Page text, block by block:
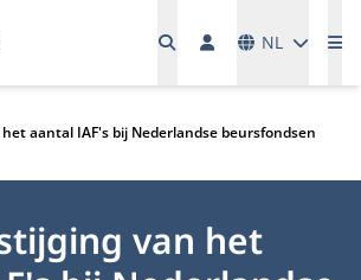
NL
aantal IAF's bij Nederlandse beursfondsen
van het